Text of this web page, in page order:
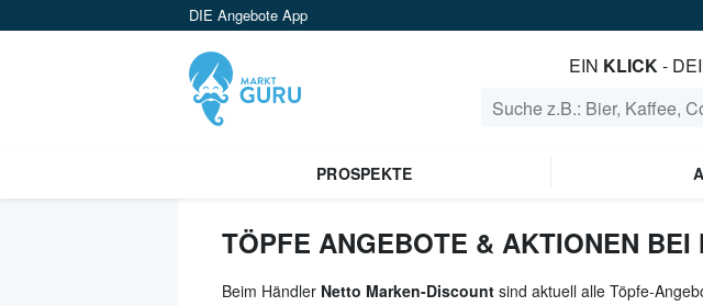
DIE Angebote App
EIN KLICK-
PROSPEKTE
TÖPFE ANGEBOTE & AKTIONEN
Beim Händler Netto Marken-Discount sind aktuell alle Töpfe-